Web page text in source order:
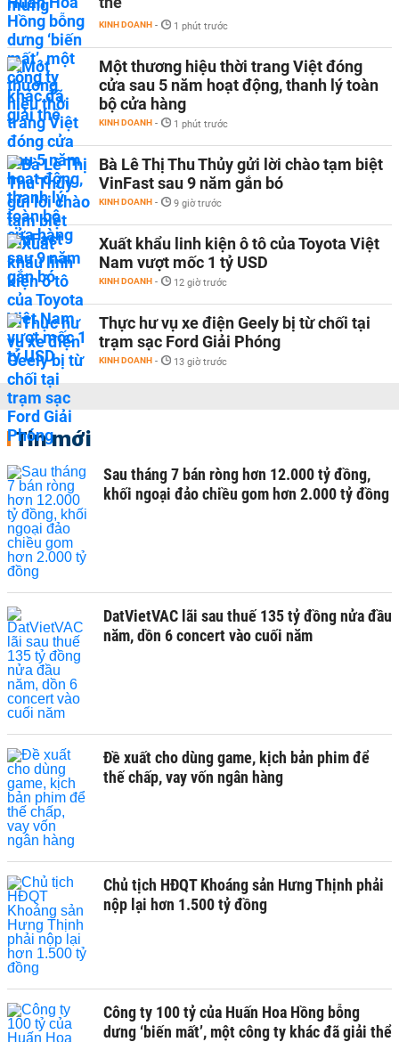
KINH DOANH - 1 phút trước
Một thương hiệu thời trang Việt đóng
cửa sau 5 năm hoạt động, thanh lý toàn
bộ cửa hàng
KINH DOANH - 1 phút trước
Bà Lê Thị Thu Thủy gửi lời chào tạm biệt
VinFast sau 9 năm gắn bó
KINH DOANH - 9 giờ trước
Xuất khẩu linh kiện ô tô của Toyota Việt
Nam vượt mốc 1 tỷ USD
KINH DOANH - 12 giờ trước
Thực hư vụ xe điện Geely bị từ chối tại
trạm sạc Ford Giải Phóng
KINH DOANH - 13 giờ trước
Tin mới
Sau tháng 7 bán ròng hơn 12.000 tỷ đồng,
khối ngoại đảo chiều gom hơn 2.000 tỷ đồng
DatVietVAC lãi sau thuế 135 tỷ đồng nửa đầu
năm, dồn 6 concert vào cuối năm
Đề xuất cho dùng game, kịch bản phim để
thế chấp, vay vốn ngân hàng
Chủ tịch HĐQT Khoáng sản Hưng Thịnh phải
nộp lại hơn 1.500 tỷ đồng
Công ty 100 tỷ của Huấn Hoa Hồng bỗng
dưng ‘biến mất’, một công ty khác đã giải thể